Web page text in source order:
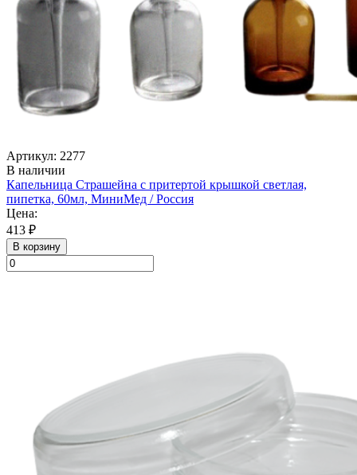
Артикул: 2277
В наличии
Капельница Страшейна с притертой крышкой светлая,
пипетка, 60мл, МиниМед / Россия
Цена:
413 ₽
В корзину